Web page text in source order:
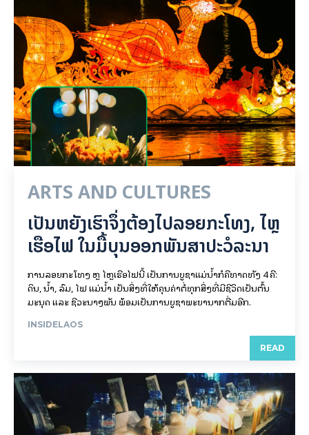
ARTS AND CULTURES
ເປັນ​ຫຍັງ​ເຮົາ​ຈຶ່ງ​ຕ້ອງ​ໄປລອຍ​ກະ​ໂທງ, ໄຫຼ​
ເຮືອ​ໄຟ ໃນ​ມື້​​ບຸນ​ອອກ​ພັນ​ສາ​ປະ​ວໍ​ລະ​ນາ
ການລອຍ​ກະ​ໂທງ ຫຼື ໄຫຼເຮືອໄຟນີ້ ເປັນການບູຊາແມ່ນໍ້າກໍຄືທາດທັງ 4 ຄື:
ດິນ, ນໍ້າ, ລົມ, ໄຟ ແມ່ນໍ້າ ເປັນສິ່ງທີ່ໃຫ້ຄຸນຄ່າຕໍ່ທຸກສິ່ງທີ່ມີຊີວິດເປັນຕົ້ນ
ມະນຸດ ແລະ ຊີວະນາໆພັນ ພ້ອມເປັນການບູຊາພະຍານາກຕື່ມອີກ.
INSIDELAOS
READ